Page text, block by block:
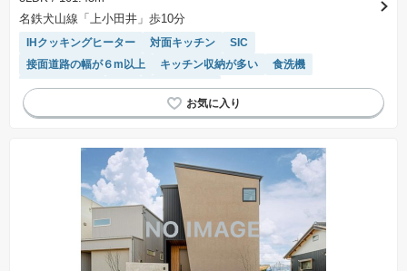
名鉄犬山線「上小田井」歩10分
IHクッキングヒーター 対面キッチン
SIC
接面道路の幅が６m以上
キッチン収納が多い
食洗機
トイレ2個以上
WIC 長期優良住宅